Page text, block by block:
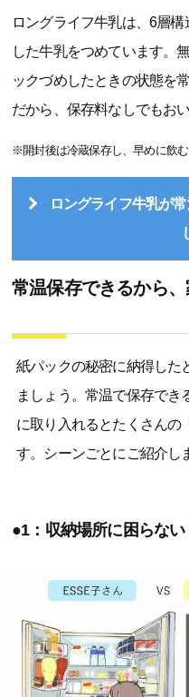
ロングライフ牛乳は、6層
した牛乳をつめています。
ックづめしたときの状態を
だから、保存料なしでもお
※開封後は冷蔵保存し、早めに飲む
ロングライフ牛乳が
常温保存できるから
紙パックの秘密に納得した
ましょう。常温で保存でき
に取り入れるとたくさんの
す。シーンごとにご紹介し
●1：収納場所に困らない